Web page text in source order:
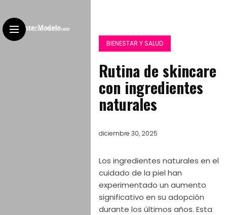
BIENESTAR Y SALUD
Rutina de skincare
con ingredientes
naturales
diciembre 30, 2025
Los ingredientes naturales en el
cuidado de la piel han
experimentado un aumento
significativo en su adopción
durante los últimos años. Esta